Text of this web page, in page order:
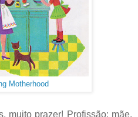
Motherhood
muito prazer! Profissão: mãe,